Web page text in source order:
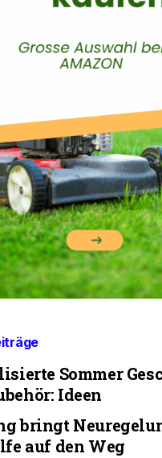
Sommer
Ideen
bringt
auf den Weg